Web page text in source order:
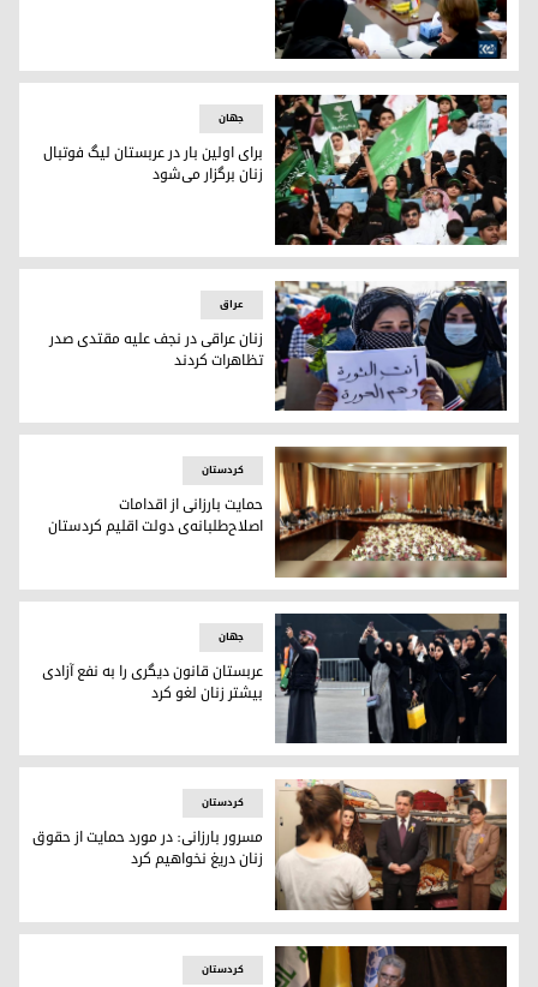
ارتقای پایگاه زنان در سراسر جهان
برای اولین بار در عربستان لیگ فوتبال زنان برگزار می‌شود
جھان
برای اولین بار در عربستان لیگ فوتبال
زنان برگزار می‌شود
زنان عراقی در نجف علیه مقتدی صدر تظاهرات کردند
عراق
زنان عراقی در نجف علیه مقتدی صدر
تظاهرات کردند
حمایت بارزانی از اقدامات اصلاح‌طلبانه‌ی دولت اقلیم کردستان
كردستان
حمایت بارزانی از اقدامات
اصلاح‌طلبانه‌ی دولت اقلیم کردستان
عربستان قانون دیگری را بە نفع آزادی بیشتر زنان لغو کرد
جھان
عربستان قانون دیگری را بە نفع آزادی
بیشتر زنان لغو کرد
مسرور بارزانی: در مورد حمایت از حقوق زنان دریغ نخواهیم کرد
كردستان
مسرور بارزانی: در مورد حمایت از حقوق
زنان دریغ نخواهیم کرد
كردستان